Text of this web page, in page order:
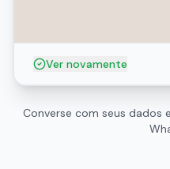
Ver novamente
Converse com seus dados